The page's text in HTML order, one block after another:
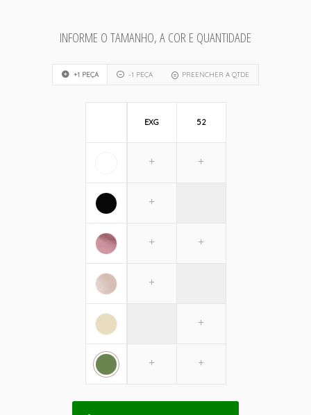
INFORME O TAMANHO, A COR E QUANTIDADE
+1 PEÇA -1 PEÇA PREENCHER A QTDE
EXG 52